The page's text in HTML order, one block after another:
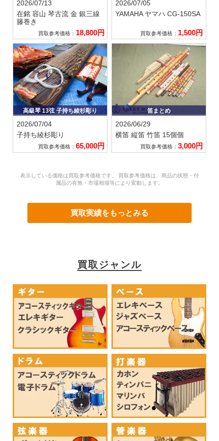
2026/07/13
在銘 容山 琴古流 金 銀三線
籐巻き
買取参考価格： 18,800円
2026/07/05
YAMAHA ヤマハ CG-150SA
買取参考価格： 1,500円
高級琴 13弦 子持ち綾杉彫り
2026/07/04
子持ち綾杉彫り
買取参考価格： 65,000円
笛まとめ
2026/06/29
横笛 縦笛 竹笛 15個個
買取参考価格：3,000円
表示している価格は買取参考価格です。 買取参考価格は、商品の状態・付
属品の有無・市場相場等により変動します。
買取実績をもっとみる
買取ジャンル